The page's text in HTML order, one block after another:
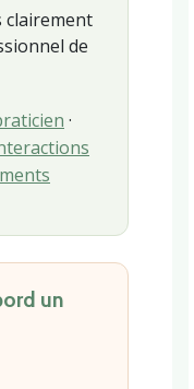
clairement
de
·
un